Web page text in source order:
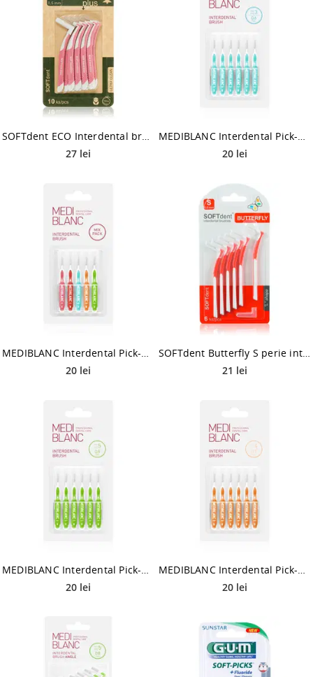
SOFTdent ECO Interdental brushes perie interdentara 0,5 mm 10 buc
27 lei
MEDIBLANC Interdental Pick-brush perie interdentara 0,6 mm Blue 6 buc
20 lei
20 lei
21 lei
20 lei
20 lei